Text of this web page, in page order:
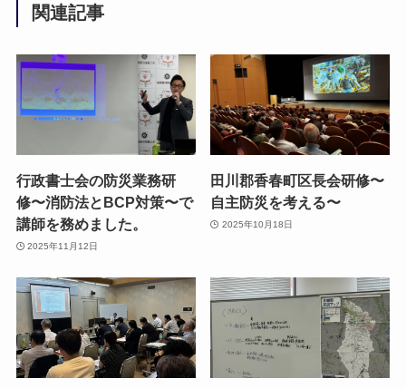
関連記事
行政書士会の防災業務研
修〜消防法とBCP対策〜で
講師を務めました。
2025年11月12日
田川郡香春町区長会研修〜
自主防災を考える〜
2025年10月18日